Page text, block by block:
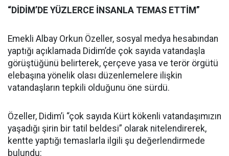
“DİDİM’DE YÜZLERCE İNSANLA TEMAS ETTİM”
Emekli Albay Orkun Özeller, sosyal medya hesabından
yaptığı açıklamada Didim’de çok sayıda vatandaşla
görüştüğünü belirterek, çerçeve yasa ve terör örgütü
elebaşına yönelik olası düzenlemelere ilişkin
vatandaşların tepkili olduğunu öne sürdü.
Özeller, Didim’i “çok sayıda Kürt kökenli vatandaşımızın
yaşadığı şirin bir tatil beldesi” olarak nitelendirerek,
kentte yaptığı temaslarla ilgili şu değerlendirmede
bulundu: